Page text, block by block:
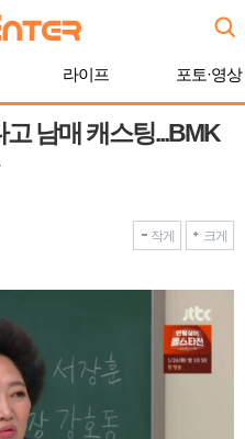
라이프 포토·영상
남매 캐스팅...BMK
작게 크게